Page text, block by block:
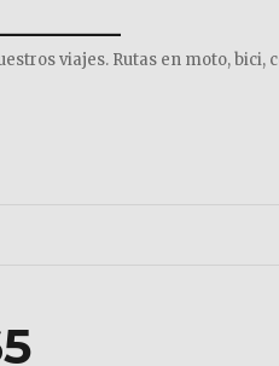
viajes. Rutas en moto, bici,